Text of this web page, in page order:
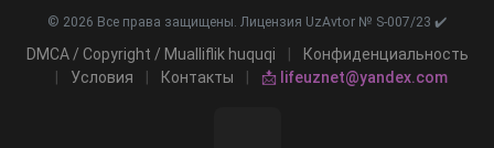
© 2026 Все права защищены. Лицензия UzAvtor № S-007/23 ✔️
DMCA / Copyright / Mualliflik huquqi
Конфиденциальность
Условия Контакты 📩 lifeuznet@yandex.com